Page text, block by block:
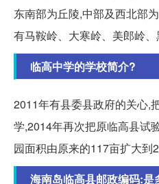
东南部为丘陵,中部及西北部
有马鞍岭、大寒岭、美郎岭、
临高中学的学校简介?
2011年有县委县政府的关心,
学,2014年再次把原临高县试
园面积由原来的117亩扩大到
海南岛临高县邮政编码:是